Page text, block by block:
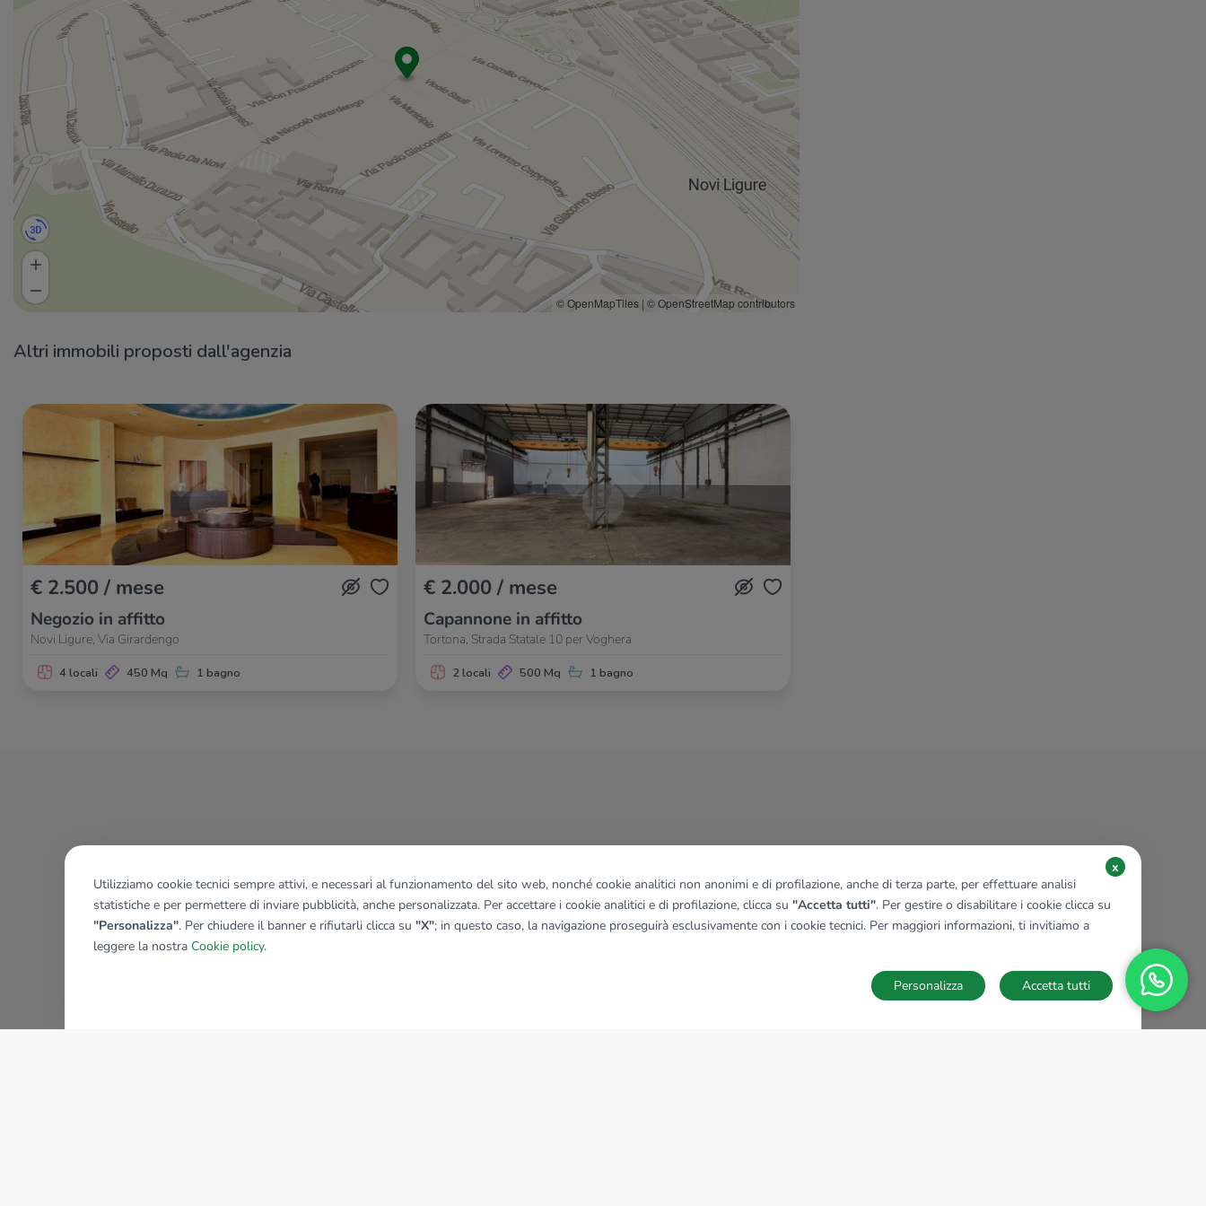
Negozi
210 m
Il forno del borgo
420 m
Bar
80 m
Caffetteria GiorgioLombardi
190 m
Bar Caffetteria Antica Novi
240 m
Bar Lasagna
400 m
Bar Luna
720 m
Ristoranti
Pizzeria Ristorante La Tavernetta
50 m
Osteria pizzeria Cavour
80 m
Trattoria Giulia
230 m
© OpenMapTiles | © OpenStreetMap contributors
Altri immobili proposti dall'agenzia
€ 2.500 / mese
Negozio in affitto
Novi Ligure, Via Girardengo
4 locali 450 Mq 1 bagno
€ 2.000 / mese
Capannone in affitto
Tortona, Strada Statale 10 per Voghera
2 locali 500 Mq 1 bagno
Utilizziamo cookie tecnici sempre attivi, e necessari al funzionamento del sito web, nonché cookie analitici non anonimi e di profilazione, anche di terza parte, per effettuare analisi
statistiche e per permettere di inviare pubblicità, anche personalizzata. Per accettare i cookie analitici e di profilazione, clicca su "Accetta tutti". Per gestire o disabilitare i cookie clicca su
"Personalizza". Per chiudere il banner e rifiutarli clicca su "X"; in questo caso, la navigazione proseguirà esclusivamente con i cookie tecnici. Per maggiori informazioni, ti invitiamo a
leggere la nostra Cookie policy.
x
Accetta tutti
Personalizza